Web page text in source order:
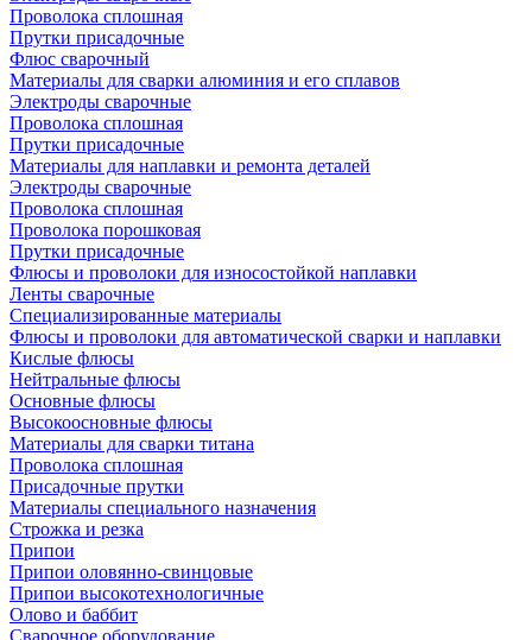
Проволока сплошная
Прутки присадочные
Флюс сварочный
Материалы для сварки алюминия и его сплавов
Электроды сварочные
Проволока сплошная
Прутки присадочные
Материалы для наплавки и ремонта деталей
Электроды сварочные
Проволока сплошная
Проволока порошковая
Прутки присадочные
Флюсы и проволоки для износостойкой наплавки
Ленты сварочные
Специализированные материалы
Флюсы и проволоки для автоматической сварки и наплавки
Кислые флюсы
Нейтральные флюсы
Основные флюсы
Высокоосновные флюсы
Материалы для сварки титана
Проволока сплошная
Присадочные прутки
Материалы специального назначения
Строжка и резка
Припои
Припои оловянно-свинцовые
Припои высокотехнологичные
Олово и баббит
Сварочное оборудование